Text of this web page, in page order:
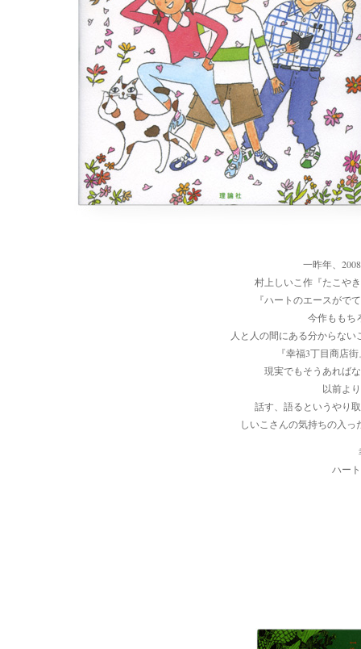
一昨年、
村上しいこ作『たこや
『ハートのエースがで
今作ももち
人と人の間にある分からな
『幸福3丁目商店
現実でもそうあれば
以前よ
話す、語るというやり
しいこさんの気持ちの入
ハー